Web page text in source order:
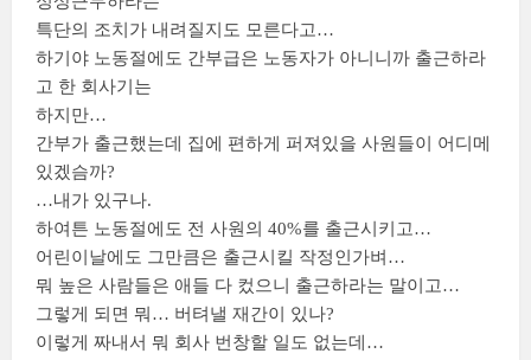
특단의 조치가 내려질지도 모른다고…
하기야 노동절에도 간부급은 노동자가 아니니까 출근하라
고 한 회사기는
하지만…
간부가 출근했는데 집에 편하게 퍼져있을 사원들이 어디메
있겠슴까?
…내가 있구나.
하여튼 노동절에도 전 사원의 40%를 출근시키고…
어린이날에도 그만큼은 출근시킬 작정인가벼…
뭐 높은 사람들은 애들 다 컸으니 출근하라는 말이고…
그렇게 되면 뭐… 버텨낼 재간이 있나?
이렇게 짜내서 뭐 회사 번창할 일도 없는데…